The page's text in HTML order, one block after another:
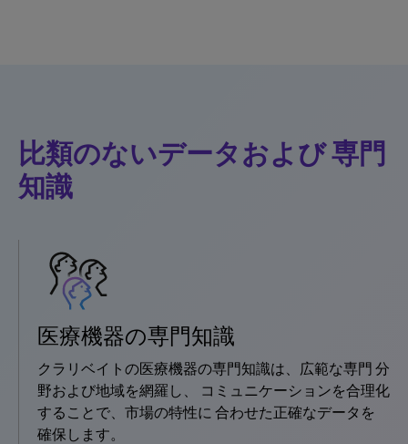
比類のないデータおよび 専門
知識
医療機器の専門知識
クラリベイトの医療機器の専門知識は、広範な専門 分
野および地域を網羅し、 コミュニケーションを合理化
することで、市場の特性に 合わせた正確なデータを
確保します。